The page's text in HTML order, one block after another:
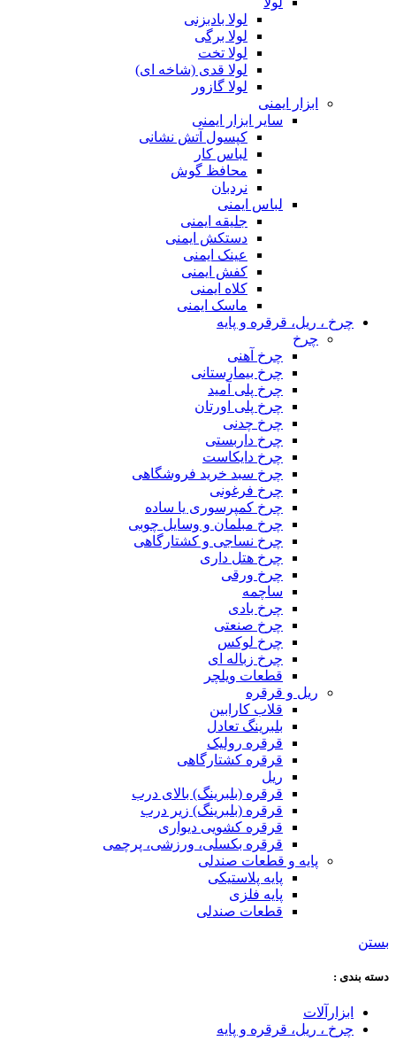
لولا بادبزنی
لولا برگی
لولا تخت
لولا قدی (شاخه ای)
لولا گازور
ابزار ایمنی
سایر ابزار ایمنی
کپسول آتش نشانی
لباس کار
محافظ گوش
نردبان
لباس ایمنی
جلیقه ایمنی
دستکش ایمنی
عینک ایمنی
کفش ایمنی
کلاه ایمنی
ماسک ایمنی
چرخ ، ریل، قرقره و پایه
چرخ
چرخ آهنی
چرخ بیمارستانی
چرخ پلی آمید
چرخ پلی اورتان
چرخ چدنی
چرخ داربستی
چرخ دایکاست
چرخ سبد خرید فروشگاهی
چرخ فرغونی
چرخ کمپرسوری یا ساده
چرخ مبلمان و وسایل چوبی
چرخ نساجی و کشتارگاهی
چرخ هتل داری
چرخ ورقی
ساچمه
چرخ بادی
چرخ صنعتی
چرخ لوکس
چرخ زباله ای
قطعات ویلچر
ریل و قرقره
قلاب کارابین
بلبرینگ تعادل
قرقره رولیک
قرقره کشتارگاهی
ریل
قرقره (بلبرینگ) بالای درب
قرقره (بلبرینگ) زیر درب
قرقره کشویی دیواری
قرقره بکسلی، ورزشی، پرچمی
پایه و قطعات صندلی
پایه پلاستیکی
پایه فلزی
قطعات صندلی
بستن
دسته‌ بندی :
ابزارآلات
چرخ ، ریل، قرقره و پایه